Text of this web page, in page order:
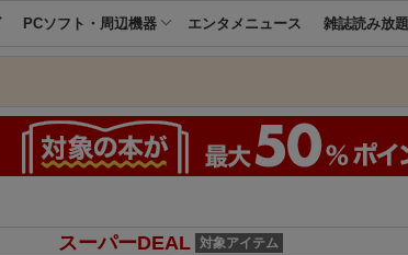
PCソフト・周辺機器 エンタメニュース 雑誌読み放題
スーパーDEAL 対象アイテム